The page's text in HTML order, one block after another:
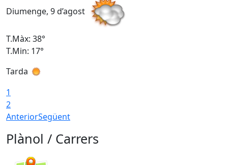
Diumenge, 9 d’agost
T.Màx: 38°
T.Min: 17°
Tarda
1
2
AnteriorSegüent
Plànol / Carrers